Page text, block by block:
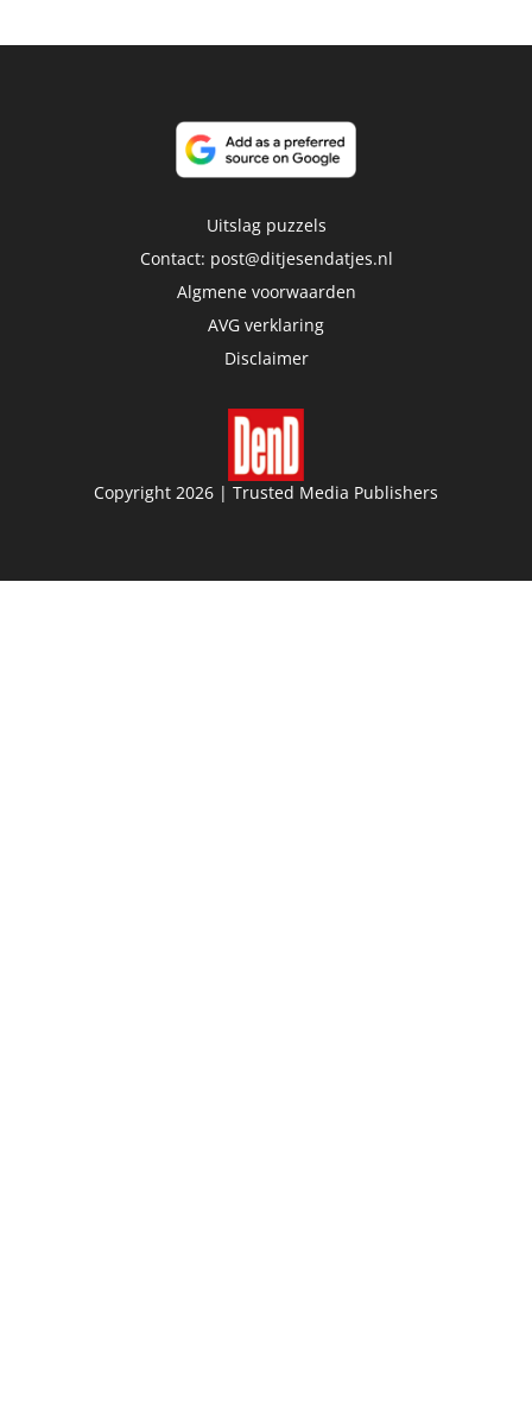
Uitslag puzzels
Contact: post@ditjesendatjes.nl
Algmene voorwaarden
AVG verklaring
Disclaimer
Copyright 2026 | Trusted Media Publishers